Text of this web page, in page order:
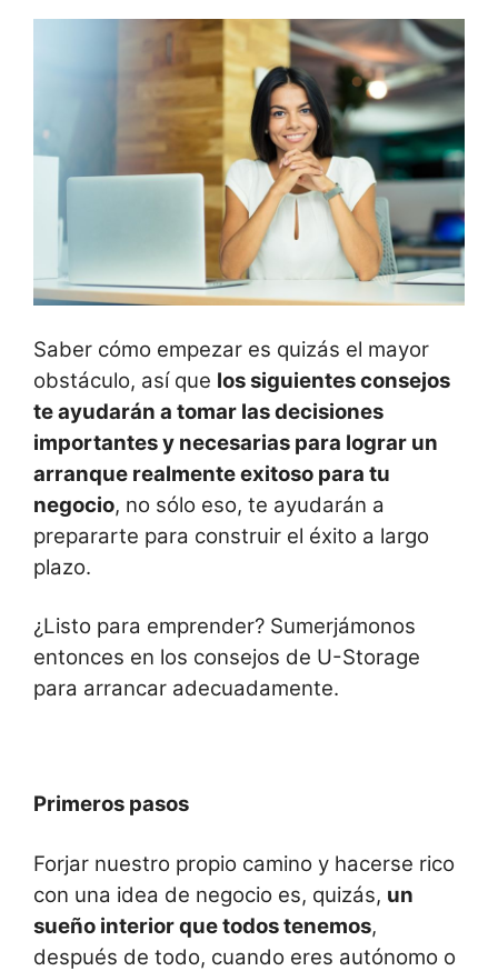
Saber cómo empezar es quizás el mayor
obstáculo, así que los siguientes consejos
te ayudarán a tomar las decisiones
importantes y necesarias para lograr un
arranque realmente exitoso para tu
negocio, no sólo eso, te ayudarán a
prepararte para construir el éxito a largo
plazo.
¿Listo para emprender? Sumerjámonos
entonces en los consejos de U-Storage
para arrancar adecuadamente.
Primeros pasos
Forjar nuestro propio camino y hacerse rico
con una idea de negocio es, quizás, un
sueño interior que todos tenemos,
después de todo, cuando eres autónomo o